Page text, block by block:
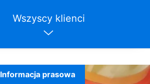
Wszyscy klienci
Informacja prasowa